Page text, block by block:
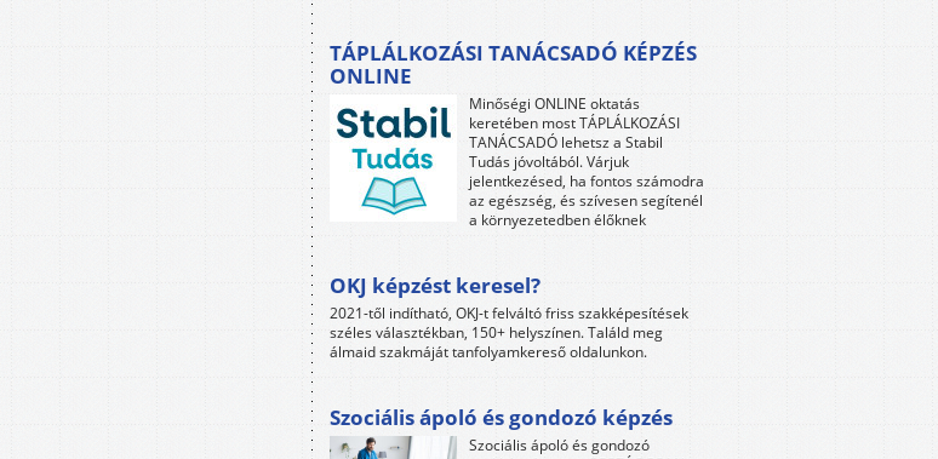
TÁPLÁLKOZÁSI TANÁCSADÓ KÉPZÉS
ONLINE
Minőségi ONLINE oktatás
keretében most TÁPLÁLKOZÁSI
TANÁCSADÓ lehetsz a Stabil
Tudás jóvoltából. Várjuk
jelentkezésed, ha fontos számodra
az egészség, és szívesen segítenél
a környezetedben élőknek
OKJ képzést keresel?
2021-től indítható, OKJ-t felváltó friss szakképesítések
széles választékban, 150+ helyszínen. Találd meg
álmaid szakmáját tanfolyamkereső oldalunkon.
Szociális ápoló és gondozó képzés
Szociális ápoló és gondozó